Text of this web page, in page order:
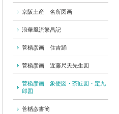
京阪土産 名所図画
浪華風流繁昌記
菅楯彦画 住吉踊
菅楯彦画 近藤尺天先生図
菅楯彦画 象使図・茶匠図・定九
郎図
菅楯彦書簡